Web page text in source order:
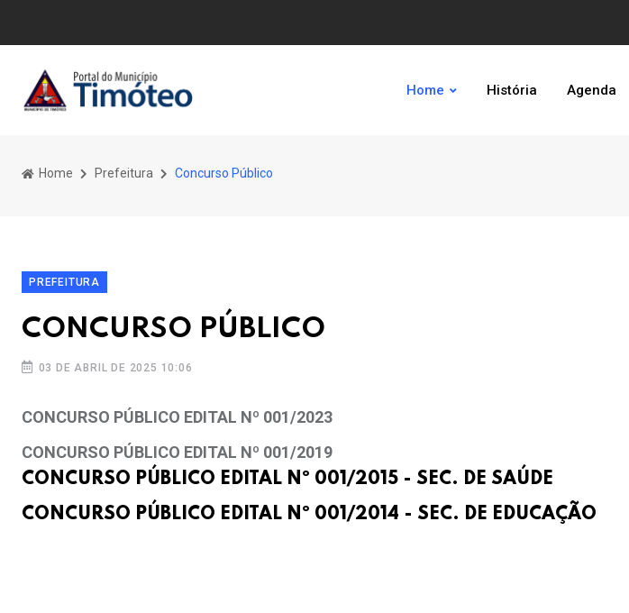
Home História Agenda
Home Prefeitura Concurso Público
PREFEITURA
CONCURSO PÚBLICO
03 DE ABRIL DE 2025 10:06
CONCURSO PÚBLICO EDITAL Nº 001/2023
CONCURSO PÚBLICO EDITAL Nº 001/2019
CONCURSO PÚBLICO EDITAL Nº 001/2015 - SEC. DE SAÚDE
CONCURSO PÚBLICO EDITAL Nº 001/2014 - SEC. DE EDUCAÇÃO